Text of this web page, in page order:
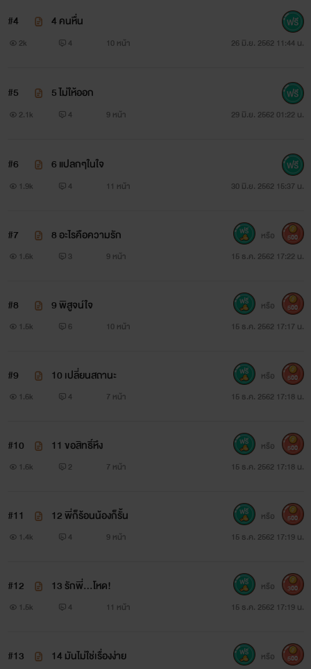
#4 4 คนหื่น
2k 4 10 หน้า 26 มิ.ย. 2562 11:44 น.
#5 5 ไม่ให้ออก
2.1k 4 9 หน้า 29 มิ.ย. 2562 01:22 น.
#6 6 แปลกๆในใจ
1.9k 4 11 หน้า 30 มิ.ย. 2562 15:37 น.
#7 8 อะไรคือความรัก
1.6k 3 9 หน้า 15 ธ.ค. 2562 17:22 น.
หรือ 500
#8 9 พิสูจน์ใจ
1.5k 6 10 หน้า 15 ธ.ค. 2562 17:17 น.
หรือ 500
#9 10 เปลี่ยนสถานะ
1.6k 4 7 หน้า 15 ธ.ค. 2562 17:18 น.
หรือ 500
#10 11 ขอสิทธิ์หึง
1.6k 2 7 หน้า 15 ธ.ค. 2562 17:18 น.
หรือ 500
#11 12 พี่ก็ร้อนน้องก็รั้น
1.4k 4 9 หน้า 15 ธ.ค. 2562 17:19 น.
หรือ 500
#12 13 รักพี่...โหด!
1.5k 4 11 หน้า 15 ธ.ค. 2562 17:19 น.
หรือ 300
#13 14 มันไม่ใช่เรื่องง่าย หรือ 500